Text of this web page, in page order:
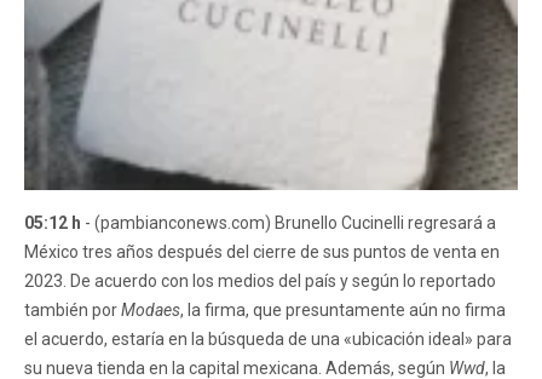
05:12 h - (pambianconews.com) Brunello Cucinelli regresará a
México tres años después del cierre de sus puntos de venta en
2023. De acuerdo con los medios del país y según lo reportado
también porModaes, la firma, que presuntamente aún no firma
el acuerdo, estaría en la búsqueda de una «ubicación ideal» para
su nueva tienda en la capital mexicana. Además, según Wwd, la